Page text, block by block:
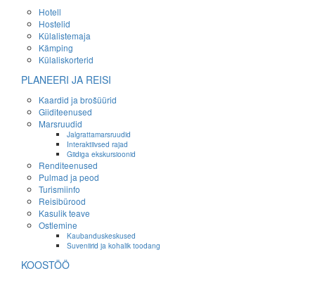
Hotell
Hostelid
Külalistemaja
Kämping
Külaliskorterid
PLANEERI JA REISI
Kaardid ja brošüürid
Giiditeenused
Marsruudid
Jalgrattamarsruudid
Interaktiivsed rajad
Giidiga ekskursioonid
Renditeenused
Pulmad ja peod
Turismiinfo
Reisibürood
Kasulik teave
Ostlemine
Kaubanduskeskused
Suveniirid ja kohalik toodang
KOOSTÖÖ